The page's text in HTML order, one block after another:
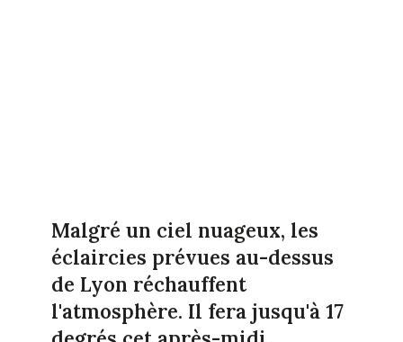
Malgré un ciel nuageux, les
éclaircies prévues au-dessus
de Lyon réchauffent
l'atmosphère. Il fera jusqu'à 17